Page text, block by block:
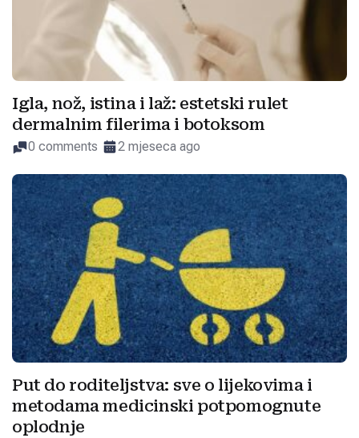
Igla, nož, istina i laž: estetski rulet
dermalnim filerima i botoksom
0 comments 2 mjeseca ago
Put do roditeljstva: sve o lijekovima i
metodama medicinski potpomognute
oplodnje